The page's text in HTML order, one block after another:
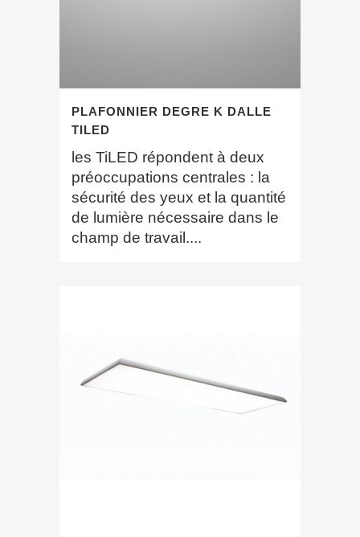
PLAFONNIER DEGRE K DALLE
TILED
les TiLED répondent à deux
préoccupations centrales : la
sécurité des yeux et la quantité
de lumière nécessaire dans le
champ de travail....